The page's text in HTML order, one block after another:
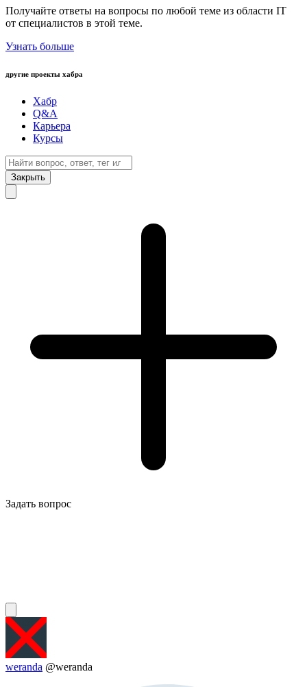
Получайте ответы на вопросы по любой теме из области IT
от специалистов в этой теме.
Узнать больше
другие проекты хабра
Хабр
Q&A
Карьера
Курсы
Закрыть
Задать вопрос
weranda @weranda